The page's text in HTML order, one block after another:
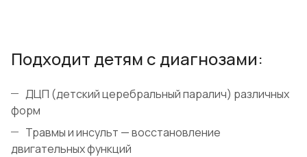
Подходит детям с диагнозами:
ДЦП (детский церебральный паралич) различных
форм
Травмы и инсульт — восстановление
двигательных функций